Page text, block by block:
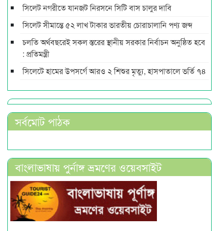
সিলেট নগরীতে যানজট নিরসনে সিটি বাস চালুর দাবি
সিলেট সীমান্তে ৫২ লাখ টাকার ভারতীয় চোরাচালানি পণ্য জব্দ
চলতি অর্থবছরেই সকল স্তরের স্থানীয় সরকার নির্বাচন অনুষ্ঠিত হবে
: প্রতিমন্ত্রী
সিলেটে হামের উপসর্গে আরও ২ শিশুর মৃত্যু, হাসপাতালে ভর্তি ৭৪
সর্বমোট পাঠক
বাংলাভাষায় পুর্নাঙ্গ ভ্রমণের ওয়েবসাইট